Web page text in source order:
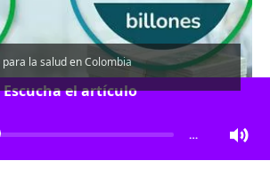
la salud en Colombia
Escucha el artículo
…